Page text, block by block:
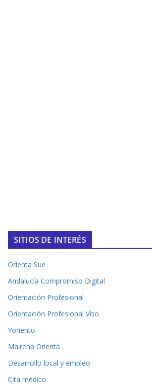
SITIOS DE INTERÉS
Orienta Sue
Andalucía Compromiso Digital
Orientación Profesional
Orientación Profesional Viso
Yoriento
Mairena Orienta
Desarrollo local y empleo
Cita médico